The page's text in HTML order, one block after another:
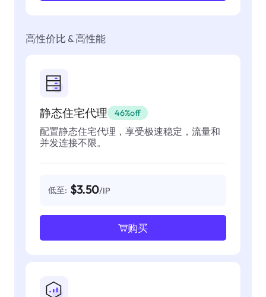
高性价比 & 高性能
静态住宅代理 46%off
配置静态住宅代理，享受极速稳定，流量和
并发连接不限。
低至: $3.50/IP
购买